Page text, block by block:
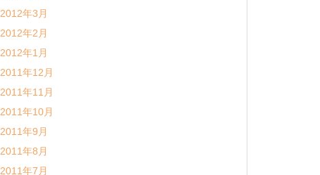
2012年3月
2012年2月
2012年1月
2011年12月
2011年11月
2011年10月
2011年9月
2011年8月
2011年7月